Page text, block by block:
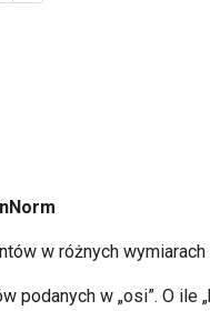
w różnych wymiarach
podanych w „osi”. O